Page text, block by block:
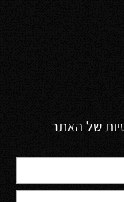
של האתר